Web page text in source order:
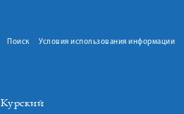
Поиск Условия использования информации
Курский